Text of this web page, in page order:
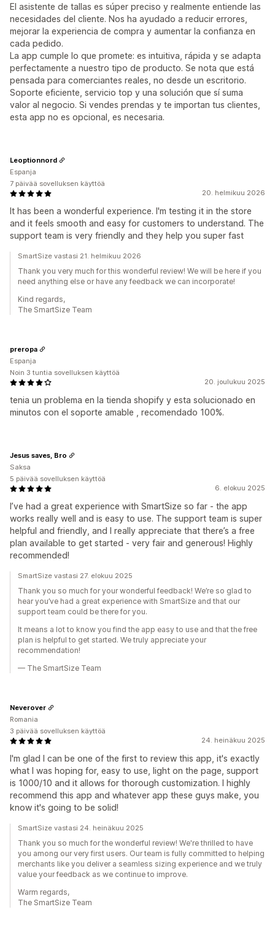
El asistente de tallas es súper preciso y realmente entiende las
necesidades del cliente. Nos ha ayudado a reducir errores,
mejorar la experiencia de compra y aumentar la confianza en
cada pedido.
La app cumple lo que promete: es intuitiva, rápida y se adapta
perfectamente a nuestro tipo de producto. Se nota que está
pensada para comerciantes reales, no desde un escritorio.
Soporte eficiente, servicio top y una solución que sí suma
valor al negocio. Si vendes prendas y te importan tus clientes,
esta app no es opcional, es necesaria.
20. helmikuu 2026
It has been a wonderful experience. I'm testing it in the store
and it feels smooth and easy for customers to understand. The
support team is very friendly and they help you super fast
Leoptionnord
Espanja
7 päivää sovelluksen käyttöä
SmartSize vastasi 21. helmikuu 2026
Thank you very much for this wonderful review! We will be here if you
need anything else or have any feedback we can incorporate!
Kind regards,
The SmartSize Team
20. joulukuu 2025
tenia un problema en la tienda shopify y esta solucionado en
minutos con el soporte amable , recomendado 100%.
preropa
Espanja
Noin 3 tuntia sovelluksen käyttöä
6. elokuu 2025
I’ve had a great experience with SmartSize so far - the app
works really well and is easy to use. The support team is super
helpful and friendly, and I really appreciate that there’s a free
plan available to get started - very fair and generous! Highly
recommended!
Jesus saves, Bro
Saksa
5 päivää sovelluksen käyttöä
SmartSize vastasi 27. elokuu 2025
Thank you so much for your wonderful feedback! We’re so glad to
hear you’ve had a great experience with SmartSize and that our
support team could be there for you.
It means a lot to know you find the app easy to use and that the free
plan is helpful to get started. We truly appreciate your
recommendation!
— The SmartSize Team
24. heinäkuu 2025
I'm glad I can be one of the first to review this app, it's exactly
what I was hoping for, easy to use, light on the page, support
is 1000/10 and it allows for thorough customization. I highly
recommend this app and whatever app these guys make, you
know it's going to be solid!
Neverover
Romania
3 päivää sovelluksen käyttöä
SmartSize vastasi 24. heinäkuu 2025
Thank you so much for the wonderful review! We're thrilled to have
you among our very first users. Our team is fully committed to helping
merchants like you deliver a seamless sizing experience and we truly
value your feedback as we continue to improve.
Warm regards,
The SmartSize Team